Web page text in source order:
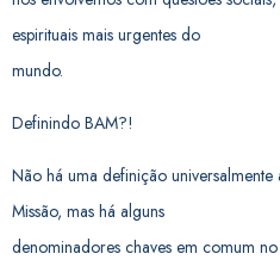
espirituais mais urgentes do
mundo.
Definindo BAM?!
Não há uma definição
Missão, mas há alguns
denominadores chaves em comum